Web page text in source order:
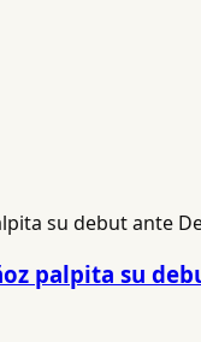
palpita su